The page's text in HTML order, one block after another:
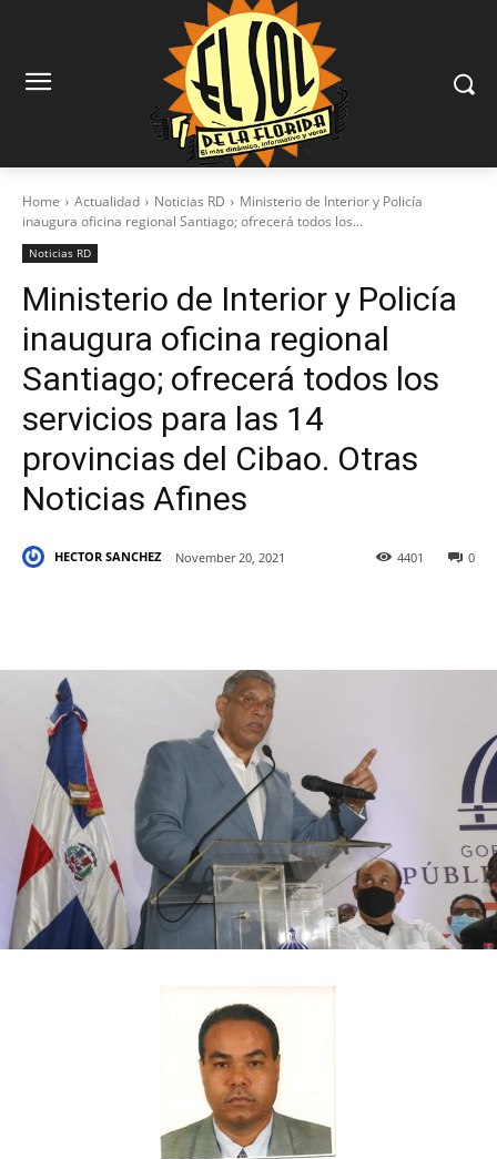
Home Actualidad Noticias RD
Ministerio de Interior y Policía
inaugura oficina regional Santiago; ofrecerá todos los...
Noticias RD
Ministerio de Interior y Policía
inaugura oficina regional
Santiago; ofrecerá todos los
servicios para las 14
provincias del Cibao. Otras
Noticias Afines
HECTOR SANCHEZ November 20, 2021 0
4401